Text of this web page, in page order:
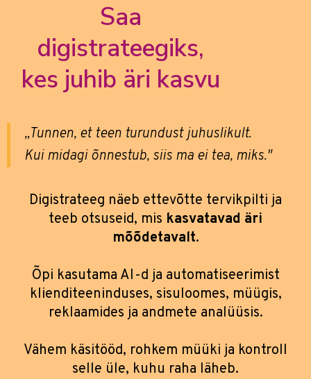
Saa
digistrateegiks,
kes juhib äri kasvu
„Tunnen, et teen turundust juhuslikult.
Kui midagi õnnestub, siis ma ei tea, miks."
Digistrateeg näeb ettevõtte tervikpilti ja
teeb otsuseid, mis kasvatavad äri
mõõdetavalt.
Õpi kasutama AI-d ja automatiseerimist
klienditeeninduses, sisuloomes, müügis,
reklaamides ja andmete analüüsis.
Vähem käsitööd, rohkem müüki ja kontroll
selle üle, kuhu raha läheb.